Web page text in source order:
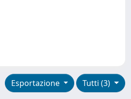
Tutti (3)
Esportazione